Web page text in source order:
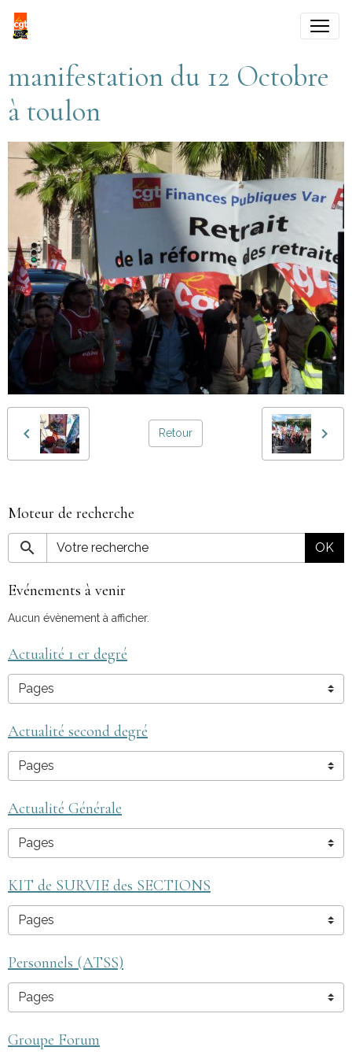
manifestation du 12 Octobre
à toulon
Retour
Moteur de recherche
OK
Evénements à venir
Aucun évènement à afficher.
Actualité 1 er degré
Actualité second degré
Actualité Générale
KIT de SURVIE des SECTIONS
Personnels (ATSS)
Groupe Forum